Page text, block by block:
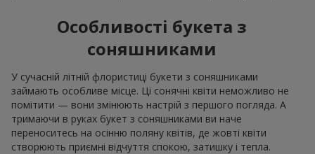
Особливості букета з
соняшниками
У сучасній літній флористиці букети з соняшниками
займають особливе місце. Ці сонячні квіти неможливо не
помітити — вони змінюють настрій з першого погляда. А
тримаючи в руках букет з соняшниками ви наче
переноситесь на осінню поляну квітів, де жовті квіти
створюють приємні відчуття спокою, затишку і тепла.